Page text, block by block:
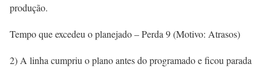
produção.
Tempo que excedeu o planejado – Perda 9 (Motivo: Atrasos)
2) A linha cumpriu o plano antes do programado e ficou parada